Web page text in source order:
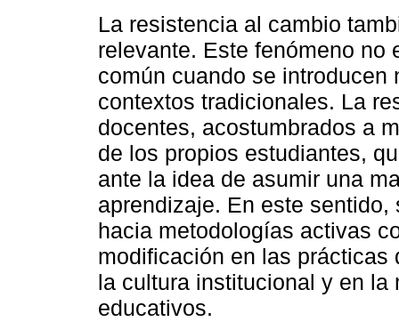
La resistencia al cambio
relevante. Este fenómeno no
común cuando se
contextos tradicionales. La
docentes, acostumbrados a
de los propios estudiantes,
ante la idea de asumir una
aprendizaje. En este
hacia metodologías activas
modificación en las
la cultura institucional y en
educativos.